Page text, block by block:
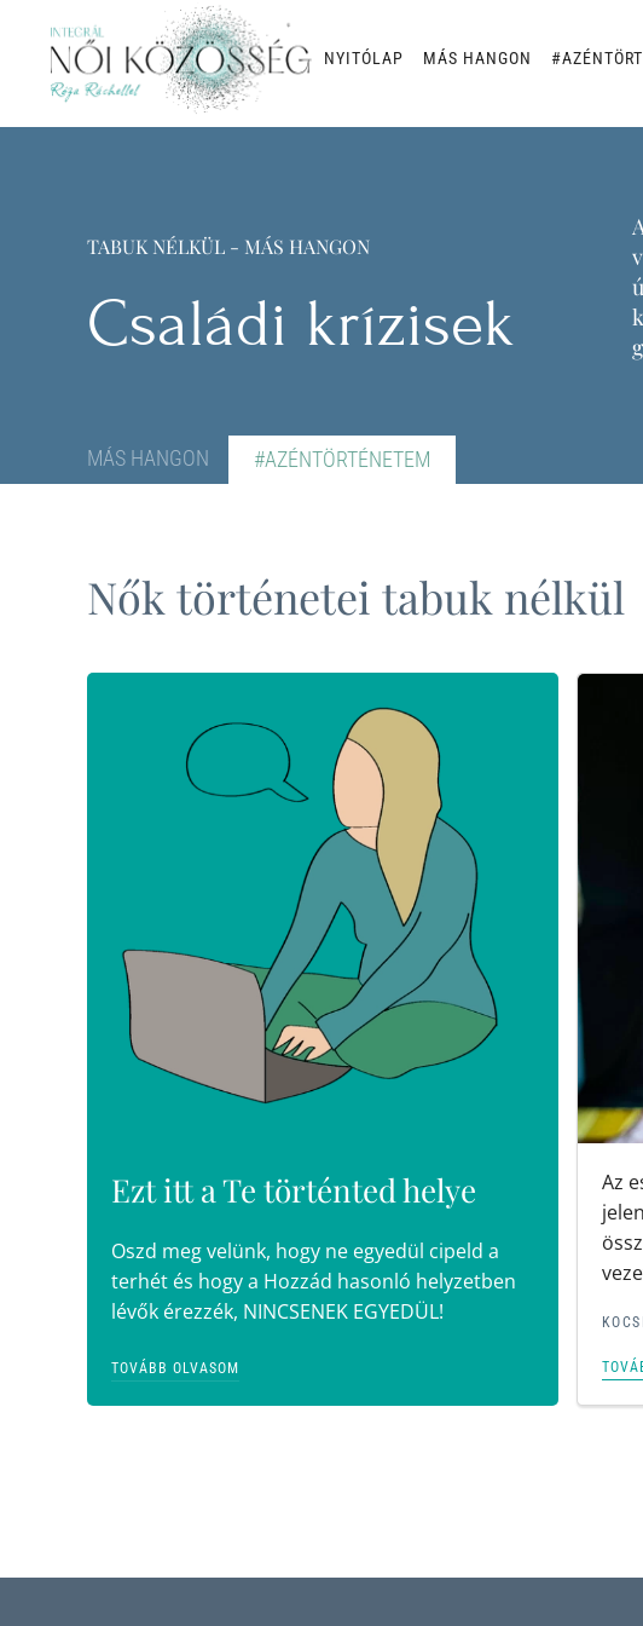
Skip to main content NYITÓLAP MÁS HANGON
TABUK NÉLKÜL - MÁS HANGON
Családi krízisek
MÁS HANGON #AZÉNTÖRTÉNETEM
Nők történetei tabuk nélkül
Ezt itt a Te történted helye
Oszd meg velünk, hogy ne egyedül cipeld a
terhét és hogy a Hozzád hasonló helyzetben
lévők érezzék, NINCSENEK EGYEDÜL!
TOVÁBB OLVASOM
Az